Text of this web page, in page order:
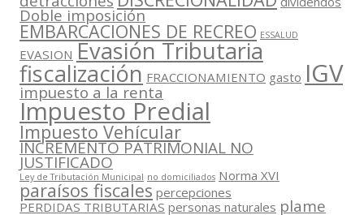
Doble imposición
EMBARCACIONES DE RECREO ESSALUD
EVASION Evasión Tributaria
fiscalización FRACCIONAMIENTO gasto IGV
impuesto a la renta
Impuesto Predial
Impuesto Vehícular
INCREMENTO PATRIMONIAL NO
JUSTIFICADO
Ley de Tributación Municipal no domiciliados Norma XVI
paraísos fiscales percepciones
PERDIDAS TRIBUTARIAS personas naturales plame